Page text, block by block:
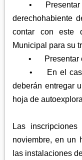
•
derechohabiente
contar con este
Municipal para su
•
Presentar
•
En el
deberán entregar
hoja de
Las
noviembre, en un
las instalaciones